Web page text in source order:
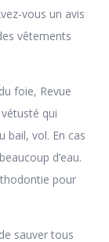
vous un avis
vêtements
foie, Revue
qui
bail, vol. En cas
d’eau.
pour
sauver tous